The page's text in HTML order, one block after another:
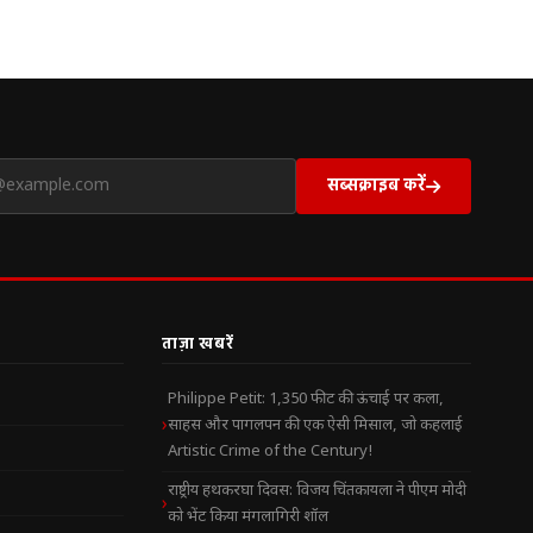
सब्सक्राइब करें
ताज़ा खबरें
Philippe Petit: 1,350 फीट की ऊंचाई पर कला,
साहस और पागलपन की एक ऐसी मिसाल, जो कहलाई
Artistic Crime of the Century!
राष्ट्रीय हथकरघा दिवस: विजय चिंतकायला ने पीएम मोदी
को भेंट किया मंगलागिरी शॉल